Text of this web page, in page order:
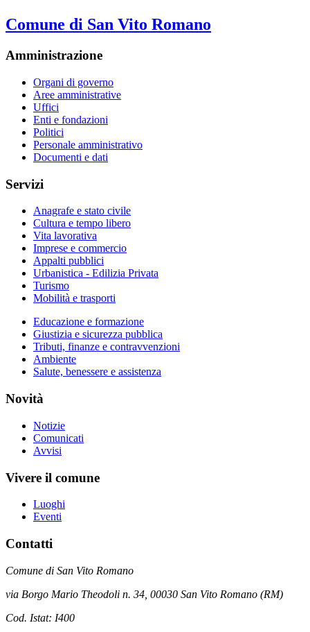
Comune di San Vito Romano
Amministrazione
Organi di governo
Aree amministrative
Uffici
Enti e fondazioni
Politici
Personale amministrativo
Documenti e dati
Servizi
Anagrafe e stato civile
Cultura e tempo libero
Vita lavorativa
Imprese e commercio
Appalti pubblici
Urbanistica - Edilizia Privata
Turismo
Mobilità e trasporti
Educazione e formazione
Giustizia e sicurezza pubblica
Tributi, finanze e contravvenzioni
Ambiente
Salute, benessere e assistenza
Novità
Notizie
Comunicati
Avvisi
Vivere il comune
Luoghi
Eventi
Contatti
Comune di San Vito Romano
via Borgo Mario Theodoli n. 34, 00030 San Vito Romano (RM)
Cod. Istat: I400